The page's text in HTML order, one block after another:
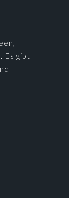
Es gibt